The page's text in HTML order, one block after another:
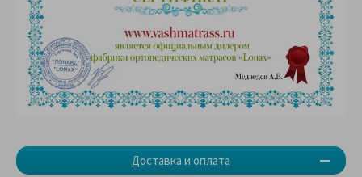
Доставка и оплата